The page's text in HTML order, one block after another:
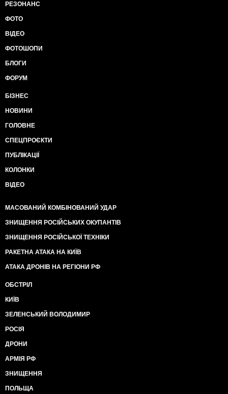
РЕЗОНАНС
ФОТО
ВІДЕО
ФОТОШОПИ
БЛОГИ
ФОРУМ
БІЗНЕС
НОВИНИ
ГОЛОВНЕ
СПЕЦПРОЄКТИ
ПУБЛІКАЦІЇ
КОЛОНКИ
ВІДЕО
МАСОВАНИЙ КОМБІНОВАНИЙ УДАР
ЗНИЩЕННЯ РОСІЙСЬКИХ ОКУПАНТІВ
ЗНИЩЕННЯ РОСІЙСЬКОЇ ТЕХНІКИ
РАКЕТНА АТАКА НА КИЇВ
АТАКА ДРОНІВ НА РЕГІОНИ РФ
ОБСТРІЛ
КИЇВ
ЗЕЛЕНСЬКИЙ ВОЛОДИМИР
РОСІЯ
ДРОНИ
АРМІЯ РФ
ЗНИЩЕННЯ
ПОЛЬЩА